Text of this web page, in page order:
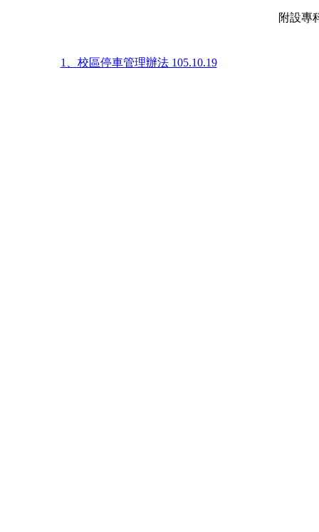
附設專
1、校區停車管理辦法 105.10.19